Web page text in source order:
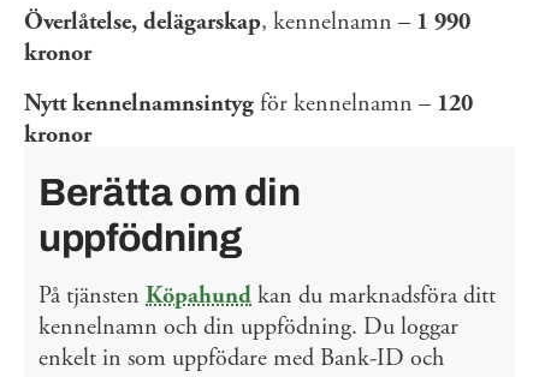
Överlåtelse, delägarskap, kennelnamn – 1 990
kronor
Nytt kennelnamnsintyg för kennelnamn – 120
kronor
Berätta om din
uppfödning
På tjänsten Köpahund kan du marknadsföra ditt
kennelnamn och din uppfödning. Du loggar
enkelt in som uppfödare med Bank-ID och